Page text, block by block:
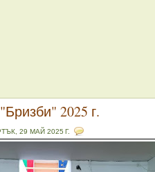
2025 г.
29 МАЙ 2025 Г.